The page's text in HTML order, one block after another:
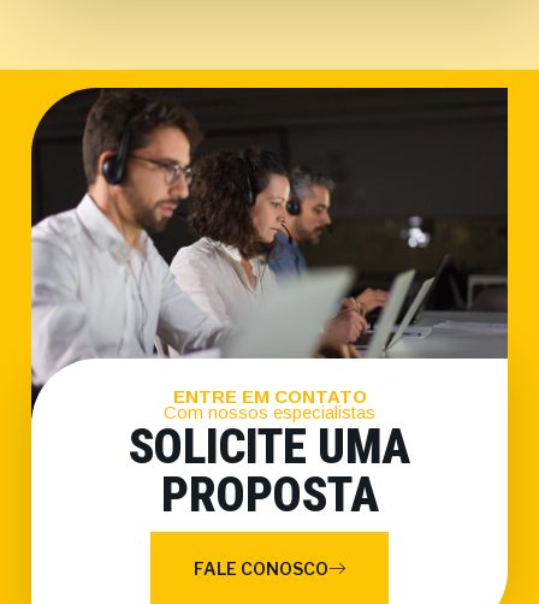
ENTRE EM CONTATO
Com nossos especialistas
SOLICITE UMA
PROPOSTA
FALE CONOSCO